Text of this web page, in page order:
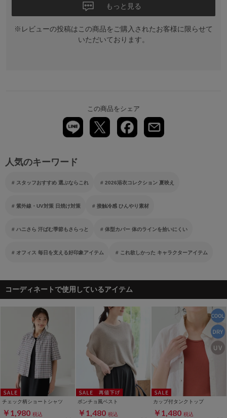
もっと見る
※レビューの投稿はこの商品をご購入されたお客様に限らせて
いただいております。
この商品をシェア
人気のキーワード
スタッフおすすめ 選ぶならこれ 2026浴衣コレクション 夏映え
紫外線・UV対策 日焼け対策 接触冷感 ひんやり素材
ハニさら 汗ばむ季節もさらっと 体型カバー 体のラインを拾いにくい
オフィス 毎日を支える好印象アイテム これ欲しかった キャラクターアイテム
コーディネートで使用しているアイテム
チェック柄ショートシャツ
￥1,980 税込
ポンチョ風ベスト
￥1,480 税込
カップ付タンクトップ
￥1,480 税込